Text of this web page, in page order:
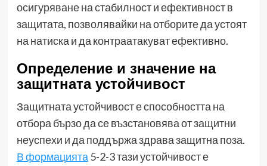
осигуряване на стабилност и ефективност в
защитата, позволявайки на отборите да устоят
на натиска и да контраатакуват ефективно.
Определение и значение на
защитната устойчивост
Защитната устойчивост е способността на
отбора бързо да се възстановява от защитни
неуспехи и да поддържа здрава защитна поза.
В формацията 5-2-3 тази устойчивост е